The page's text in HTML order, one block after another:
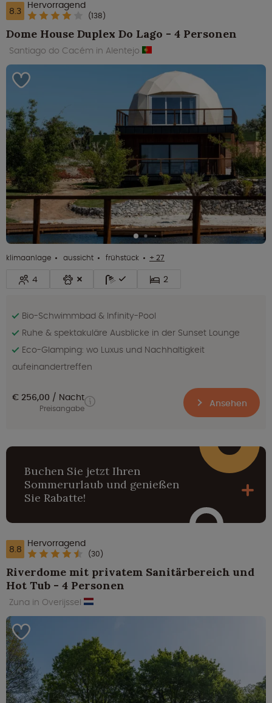
8.3 Hervorragend
(138)
Dome House Duplex Do Lago - 4 Personen
Santiago do Cacém in Alentejo
klimaanlage aussicht frühstück + 27
4 2
Bio-Schwimmbad & Infinity-Pool
Ruhe & spektakuläre Ausblicke in der Sunset Lounge
Eco-Glamping: wo Luxus und Nachhaltigkeit
aufeinandertreffen
€ 256,00 Nacht
Preisangabe Ansehen
Buchen Sie jetzt Ihren
Sommerurlaub und genießen
Sie Rabatte!
8.8 Hervorragend
(30)
Riverdome mit privatem Sanitärbereich und
Hot Tub - 4 Personen
Zuna in Overijssel